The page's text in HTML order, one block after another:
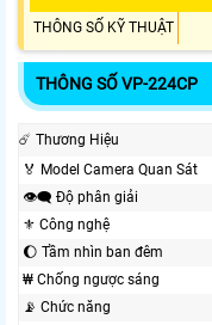
THÔNG SỐ KỸ THUẬT
THÔNG SỐ VP-224CP
☄️ Thương Hiệu
️🏅️ Model Camera Quan Sát
👁️‍🗨 Độ phân giải
⚜️ Công nghệ
🌔 Tầm nhìn ban đêm
₩ Chống ngược sáng
📡 Chức năng